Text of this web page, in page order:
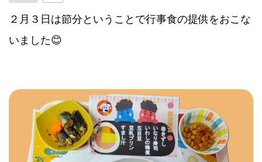
２月３日は節分ということで行事食の提供をおこな
いました😊